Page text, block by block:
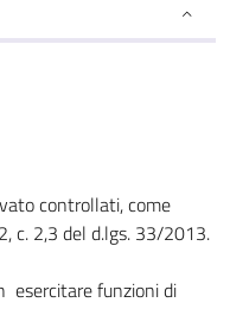
controllati, come
c. 2,3 del d.lgs. 33/2013.
esercitare funzioni di